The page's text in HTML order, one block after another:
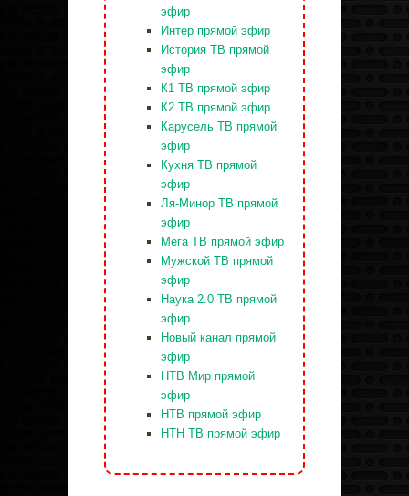
эфир
Интер прямой эфир
История ТВ прямой
эфир
К1 ТВ прямой эфир
К2 ТВ прямой эфир
Карусель ТВ прямой
эфир
Кухня ТВ прямой
эфир
Ля-Минор ТВ прямой
эфир
Мега ТВ прямой эфир
Мужской ТВ прямой
эфир
Наука 2.0 ТВ прямой
эфир
Новый канал прямой
эфир
НТВ Мир прямой
эфир
НТВ прямой эфир
НТН ТВ прямой эфир